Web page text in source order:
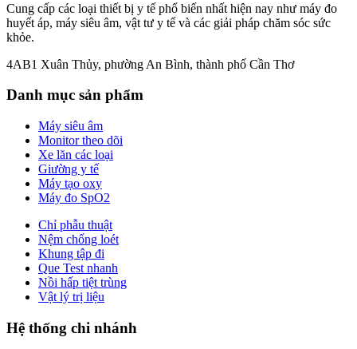
Cung cấp các loại thiết bị y tế phổ biến nhất hiện nay như máy đo
huyết áp, máy siêu âm, vật tư y tế và các giải pháp chăm sóc sức
khỏe.
4AB1 Xuân Thủy, phường An Bình, thành phố Cần Thơ
Danh mục sản phẩm
Máy siêu âm
Monitor theo dõi
Xe lăn các loại
Giường y tế
Máy tạo oxy
Máy đo SpO2
Chỉ phẫu thuật
Nệm chống loét
Khung tập đi
Que Test nhanh
Nồi hấp tiệt trùng
Vật lý trị liệu
Hệ thống chi nhánh